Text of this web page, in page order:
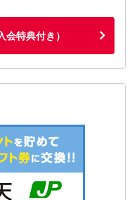
特典付き）